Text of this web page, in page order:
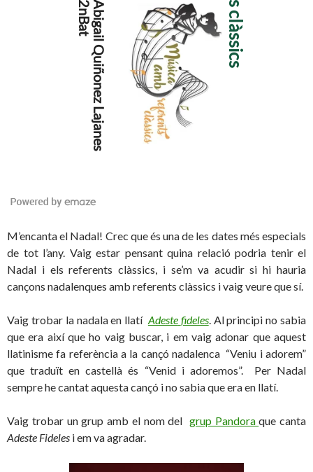
M’encanta el Nadal! Crec que és una de les dates més especials
de tot l’any. Vaig estar pensant quina relació podria tenir el
Nadal i els referents clàssics, i se’m va acudir si hi hauria
cançons nadalenques amb referents clàssics i vaig veure que sí.
Vaig trobar la nadala en llatí Adeste fideles. Al principi no sabia
que era així que ho vaig buscar, i em vaig adonar que aquest
llatinisme fa referència a la cançó nadalenca “Veniu i adorem”
que traduït en castellà és “Venid i adoremos”. Per Nadal
sempre he cantat aquesta cançó i no sabia que era en llatí.
Vaig trobar un grup amb el nom del grup Pandoraque canta
Adeste Fideles i em va agradar.